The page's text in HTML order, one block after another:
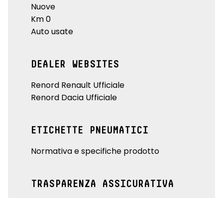
Nuove
Km 0
Auto usate
DEALER WEBSITES
Renord Renault Ufficiale
Renord Dacia Ufficiale
ETICHETTE PNEUMATICI
Normativa e specifiche prodotto
TRASPARENZA ASSICURATIVA